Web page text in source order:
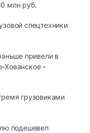
млн руб.
спецтехники
привели в
Хованское –
грузовиками
подешевел